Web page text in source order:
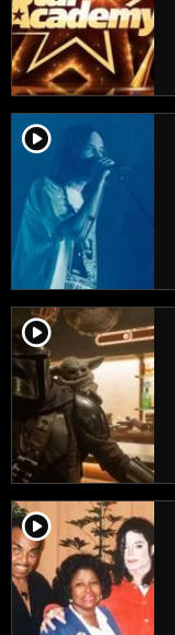
player2
player2
player2